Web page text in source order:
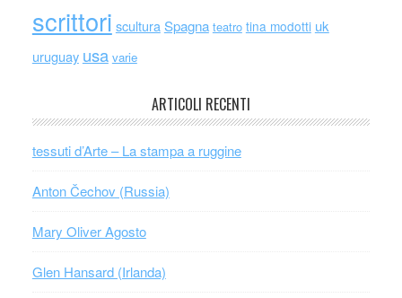
scrittori scultura Spagna teatro tina modotti uk
uruguay usa varie
ARTICOLI RECENTI
tessuti d’Arte – La stampa a ruggine
Anton Čechov (Russia)
Mary Oliver Agosto
Glen Hansard (Irlanda)